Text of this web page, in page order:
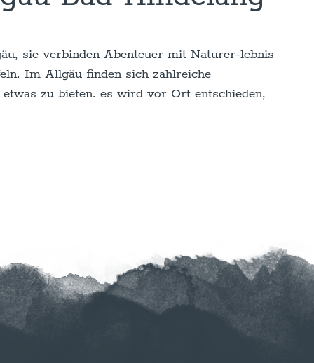
sie verbinden Abenteuer mit Naturer-lebnis
Im Allgäu finden sich zahlreiche
zu bieten. es wird vor Ort entschieden,